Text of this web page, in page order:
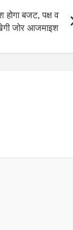
बजट, पक्ष व
जोर आजमाइश